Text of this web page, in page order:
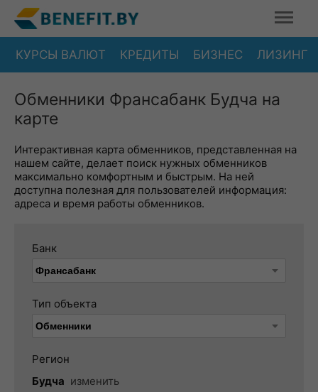
КУРСЫ ВАЛЮТ КРЕДИТЫ БИЗНЕС ЛИЗИНГ
Обменники Франсабанк Будча на
карте
Интерактивная карта обменников, представленная на
нашем сайте, делает поиск нужных обменников
максимально комфортным и быстрым. На ней
доступна полезная для пользователей информация:
адреса и время работы обменников.
Банк
Тип объекта
Регион
Будча изменить